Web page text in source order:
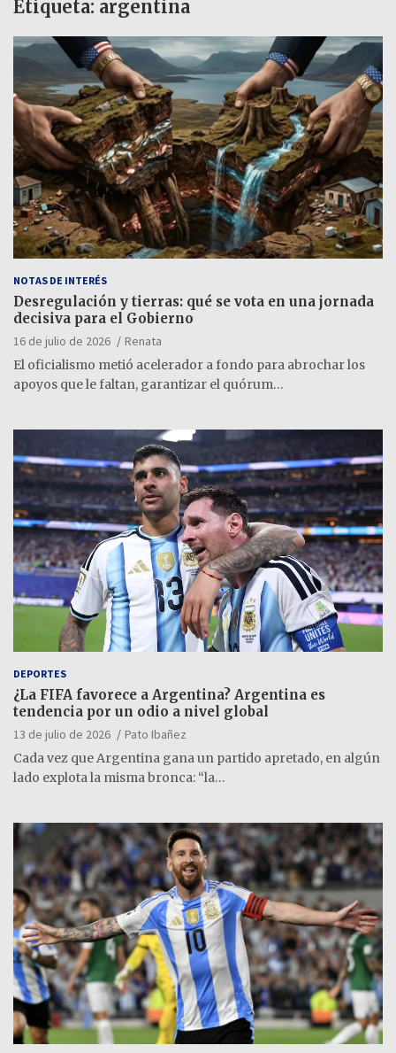
Etiqueta: argentina
NOTAS DE INTERÉS
Desregulación y tierras: qué se vota en una jornada
decisiva para el Gobierno
16 de julio de 2026
Renata
El oficialismo metió acelerador a fondo para abrochar los
apoyos que le faltan, garantizar el quórum…
DEPORTES
¿La FIFA favorece a Argentina? Argentina es
tendencia por un odio a nivel global
13 de julio de 2026
Pato Ibañez
Cada vez que Argentina gana un partido apretado, en algún
lado explota la misma bronca: “la…